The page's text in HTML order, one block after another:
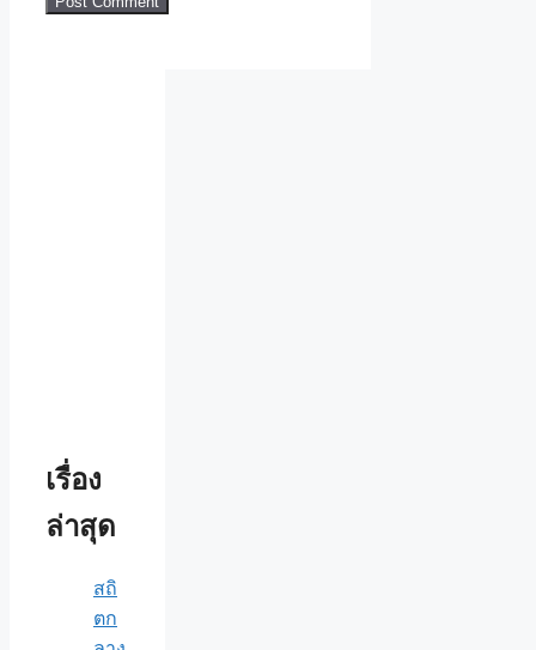
เรื่อง
ล่าสุด
สถิ
ตก